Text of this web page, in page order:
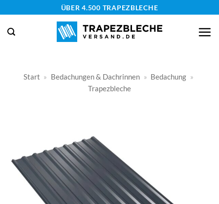
springen
ÜBER 4.500 TRAPEZBLECHE
Start » Bedachungen & Dachrinnen » Bedachung »
Trapezbleche